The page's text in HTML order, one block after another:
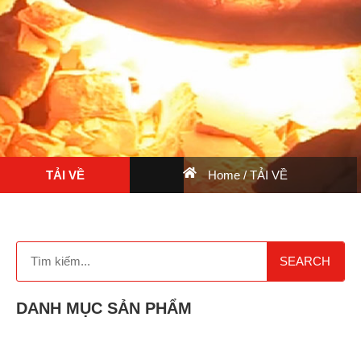
TẢI VỀ Home/ TẢI VỀ
SEARCH
DANH MỤC SẢN PHẨM